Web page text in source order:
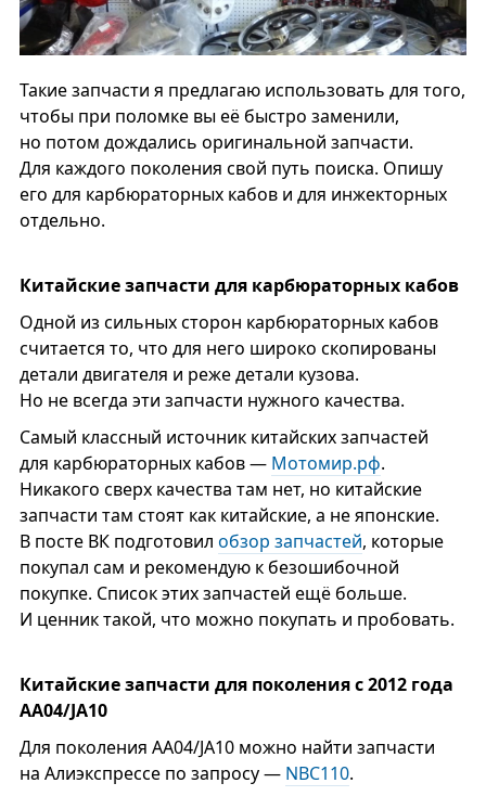
Такие запчасти я предлагаю использовать для того,
чтобы при поломке вы её быстро заменили,
но потом дождались оригинальной запчасти.
Для каждого поколения свой путь поиска. Опишу
его для карбюраторных кабов и для инжекторных
отдельно.
Китайские запчасти для карбюраторных кабов
Одной из сильных сторон карбюраторных кабов
считается то, что для него широко скопированы
детали двигателя и реже детали кузова.
Но не всегда эти запчасти нужного качества.
Самый классный источник китайских запчастей
для карбюраторных кабов — Мотомир.рф.
Никакого сверх качества там нет, но китайские
запчасти там стоят как китайские, а не японские.
В посте ВК подготовил обзор запчастей, которые
покупал сам и рекомендую к безошибочной
покупке. Список этих запчастей ещё больше.
И ценник такой, что можно покупать и пробовать.
Китайские запчасти для поколения с 2012 года
АА04/JA10
Для поколения AA04/JA10 можно найти запчасти
на Алиэкспрессе по запросу — NBC110.